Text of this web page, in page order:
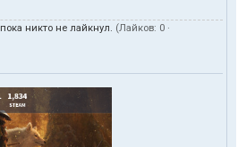
пока никто не лайкнул. (Лайков: 0 ·